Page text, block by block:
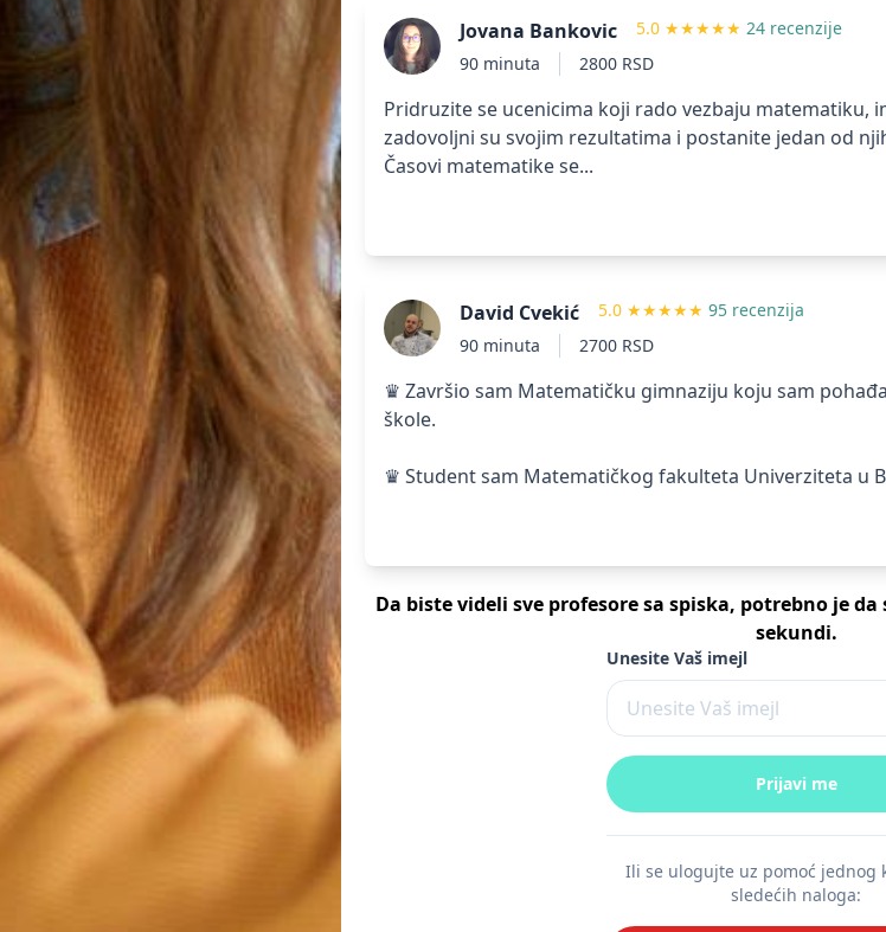
Jovana Bankovic 5.0 ★★★★★ 24 recenzije
90 minuta
2800 RSD
Pridruzite se ucenicima koji rado vezbaju matematiku,
zadovoljni su svojim rezultatima i postanite jedan od
Časovi matematike se...
David Cvekić 5.0 ★★★★★ 95 recenzija
90 minuta
2700 RSD
♛ Završio sam Matematičku gimnaziju koju sam
škole.
♛ Student sam Matematičkog fakulteta Univerziteta u
Da biste videli sve profesore sa spiska, potrebno je
sekundi.
Unesite Vaš imejl
Ili se ulogujte uz pomoć jednog
sledećih naloga: